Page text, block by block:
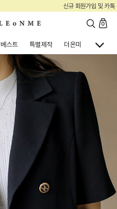
0
베스트 특별제작 더온미 골프웨어